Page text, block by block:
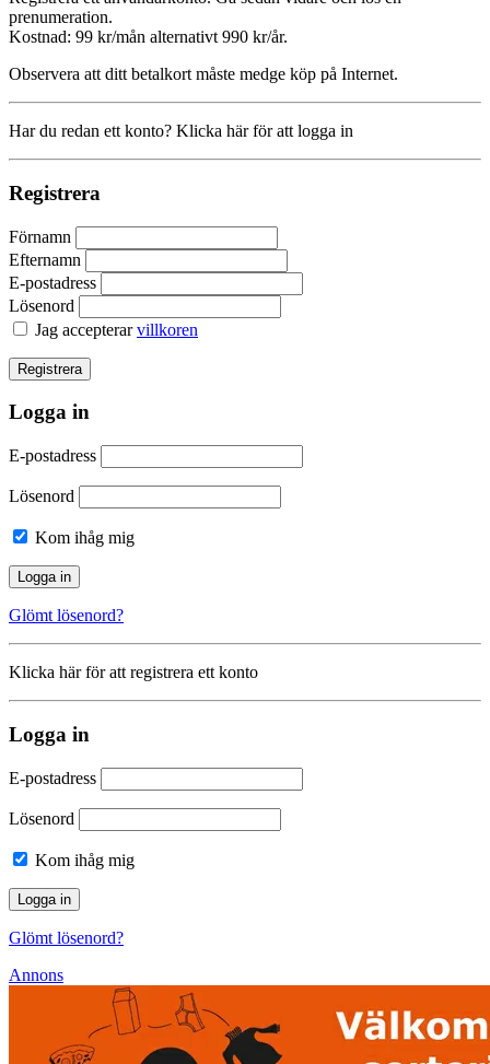
prenumeration.
Kostnad: 99 kr/mån alternativt 990 kr/år.
Observera att ditt betalkort måste medge köp på Internet.
Har du redan ett konto? Klicka här för att logga in
Registrera
Förnamn
Efternamn
E-postadress
Lösenord
Jag accepterarvillkoren
Logga in
E-postadress
Lösenord
Kom ihåg mig
Glömt lösenord?
Klicka här för att registrera ett konto
Logga in
E-postadress
Lösenord
Kom ihåg mig
Glömt lösenord?
Annons